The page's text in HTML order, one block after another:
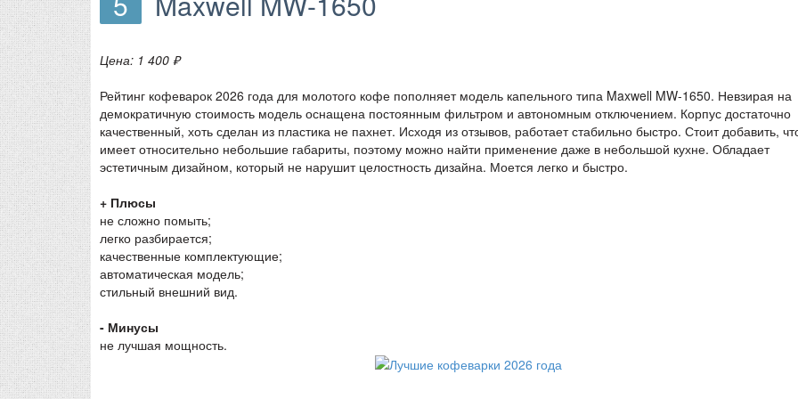
Цена: 1 400 ₽
Рейтинг кофеварок 2026 года для молотого кофе пополняет модель капельного типа Maxwell MW-1650. Невзирая на
демократичную стоимость модель оснащена постоянным фильтром и автономным отключением. Корпус достаточно
качественный, хоть сделан из пластика не пахнет. Исходя из отзывов, работает стабильно быстро. Стоит добавить,
имеет относительно небольшие габариты, поэтому можно найти применение даже в небольшой кухне. Обладает
эстетичным дизайном, который не нарушит целостность дизайна. Моется легко и быстро.
+ Плюсы
не сложно помыть;
легко разбирается;
качественные комплектующие;
автоматическая модель;
стильный внешний вид.
- Минусы
не лучшая мощность.